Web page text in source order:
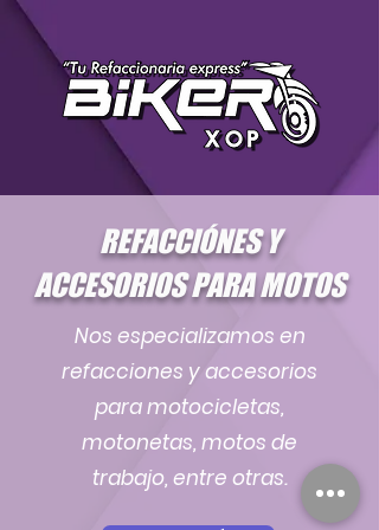
REFACCIÓNES Y
ACCESORIOS PARA MOTOS
Nos especializamos en
refacciones y accesorios
para motocicletas,
motonetas, motos de
trabajo, entre otras.